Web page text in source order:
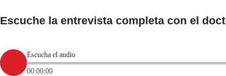
Escuche la entrevista completa con el
Escucha el audio
00:00:00